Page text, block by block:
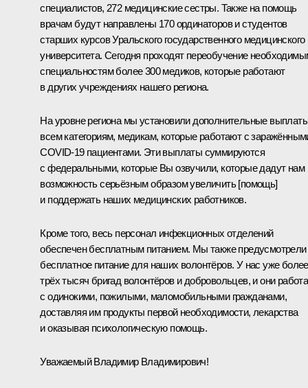
специалистов, 272 медицинские сестры. Также на помощь
врачам будут направлены 170 ординаторов и студентов
старших курсов Уральского государственного медицинского
университета. Сегодня проходят переобучение
специальностям более 300 медиков, которые работают
в других учреждениях нашего региона.
На уровне региона мы установили дополнительные
всем категориям, медикам, которые работают с
COVID-19 пациентами. Эти выплаты суммируются
с федеральными, которые Вы озвучили, которые дадут нам
возможность серьёзным образом увеличить [помощь]
и поддержать наших медицинских работников.
Кроме того, весь персонал инфекционных отделений
обеспечен бесплатным питанием. Мы также предусмотрели
бесплатное питание для наших волонтёров. У нас уже более
трёх тысяч бригад волонтёров и добровольцев, и они
с одинокими, пожилыми, маломобильными гражданами,
доставляя им продукты первой необходимости, лекарства
и оказывая психологическую помощь.
Уважаемый Владимир Владимирович!